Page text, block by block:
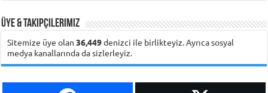
Üye & Takipçilerimiz
Sitemize üye olan36,449denizci ile birlikteyiz. Ayrıca sosyal
medya kanallarında da sizlerleyiz.